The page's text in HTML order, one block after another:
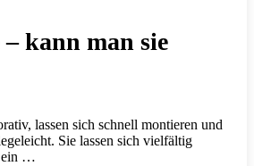
kann man sie
lassen sich schnell montieren und
Sie lassen sich vielfältig
ein …